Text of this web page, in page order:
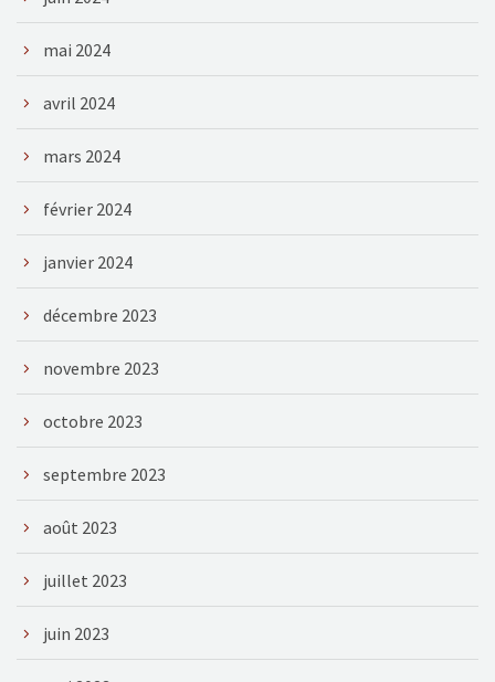
mai 2024
avril 2024
mars 2024
février 2024
janvier 2024
décembre 2023
novembre 2023
octobre 2023
septembre 2023
août 2023
juillet 2023
juin 2023